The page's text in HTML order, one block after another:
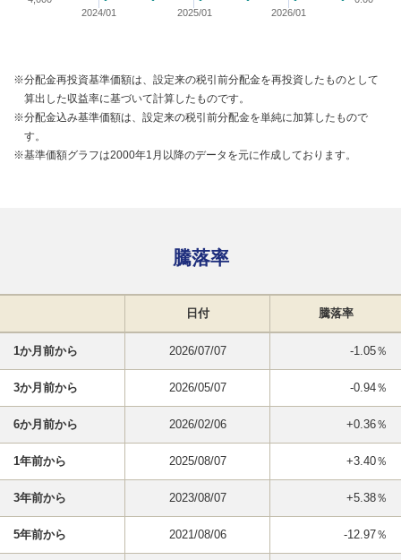
2024/01 2025/01 2026/01
※分配金再投資基準価額は、設定来の税引前分配金を再投資したものとして
算出した収益率に基づいて計算したものです。
※分配金込み基準価額は、設定来の税引前分配金を単純に加算したもので
す。
※基準価額グラフは2000年1月以降のデータを元に作成しております。
騰落率
日付 騰落率
1か月前から 2026/07/07 -1.05％
3か月前から 2026/05/07 -0.94％
6か月前から 2026/02/06 +0.36％
1年前から 2025/08/07 +3.40％
3年前から 2023/08/07 +5.38％
5年前から 2021/08/06 -12.97％